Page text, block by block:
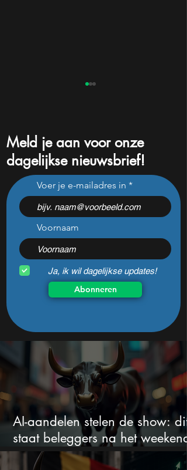
Dit populaire Belgische
aandeel steeg dit jaar al 47
procent: is er ruimte voor
meer?
Meld je aan voor onze
dagelijkse nieuwsbrief!
Voer je e-mailadres in
Voornaam
Ja, ik wil dagelijkse updates!
Abonneren
AI-aandelen stelen de show: dit
staat beleggers na het weekend
te wachten